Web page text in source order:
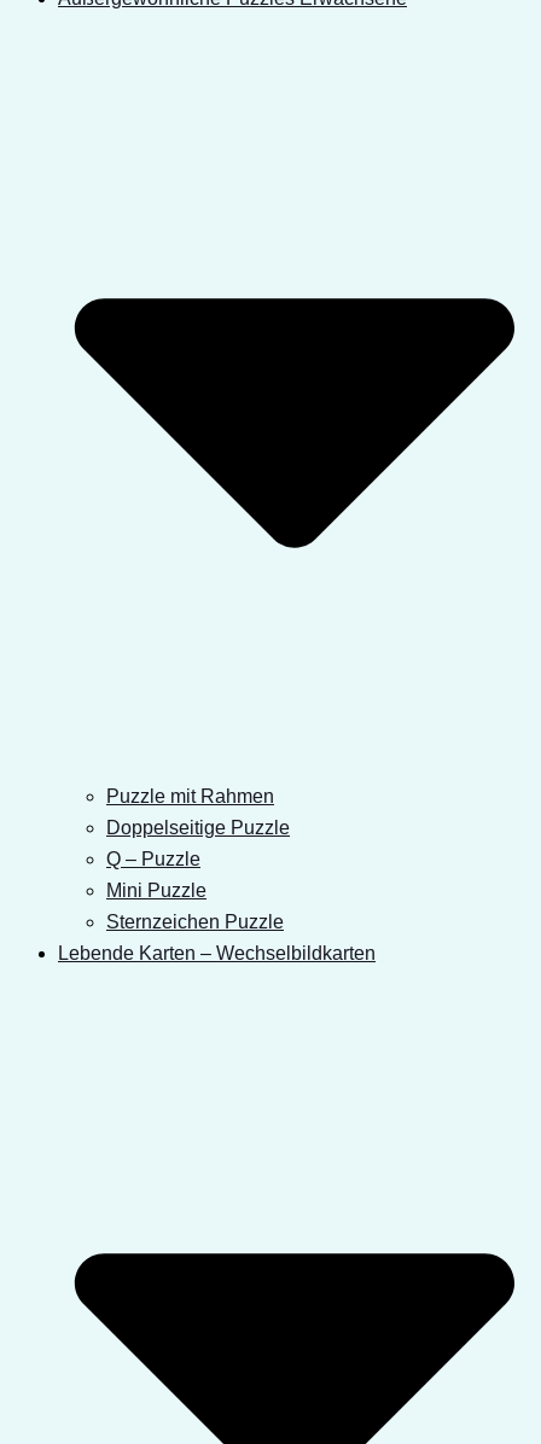
Puzzle mit Rahmen
Doppelseitige Puzzle
Q – Puzzle
Mini Puzzle
Sternzeichen Puzzle
Lebende Karten – Wechselbildkarten